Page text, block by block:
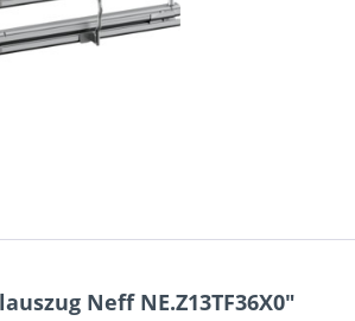
Neff NE.Z13TF36X0"